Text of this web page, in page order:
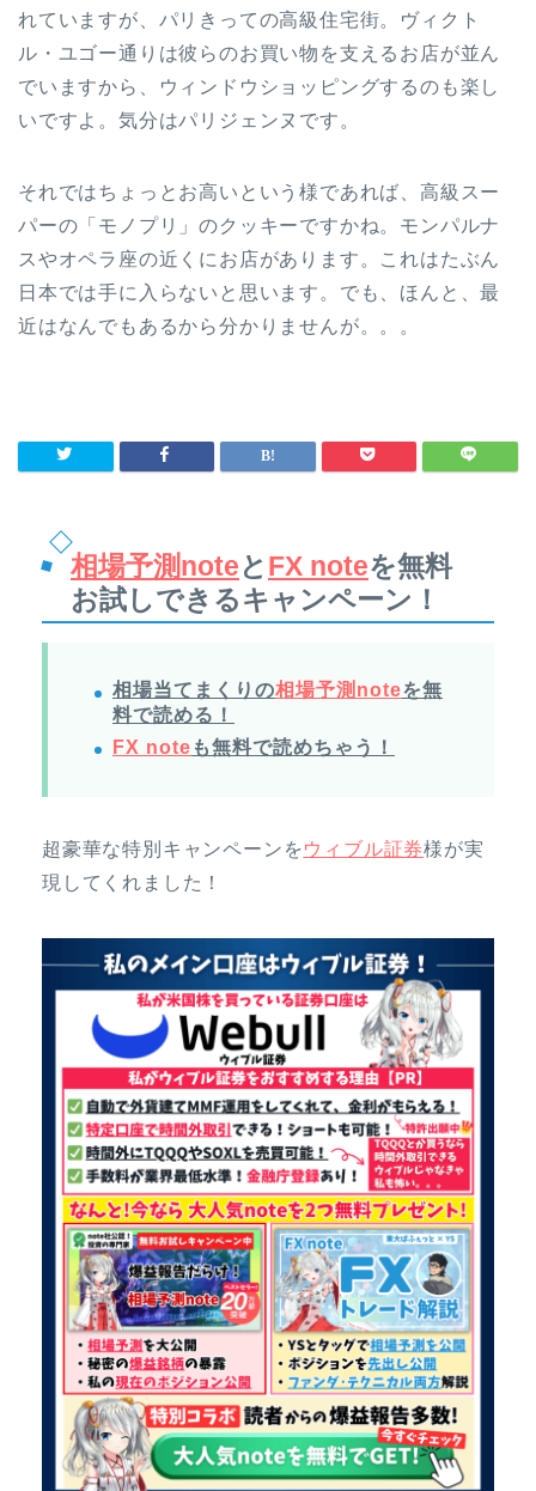
れていますが、パリきっての高級住宅街。ヴィクト
ル・ユゴー通りは彼らのお買い物を支えるお店が並ん
でいますから、ウィンドウショッピングするのも楽し
いですよ。気分はパリジェンヌです。
それではちょっとお高いという様であれば、高級スー
パーの「モノプリ」のクッキーですかね。モンパルナ
スやオペラ座の近くにお店があります。これはたぶん
日本では手に入らないと思います。でも、ほんと、最
近はなんでもあるから分かりませんが。。。
相場予測noteとFX noteを無料
お試しできるキャンペーン！
相場当てまくりの相場予測noteを無
料で読める！
FX note も無料で読めちゃう！
超豪華な特別キャンペーンを ウィブル証券様が実
現してくれました！